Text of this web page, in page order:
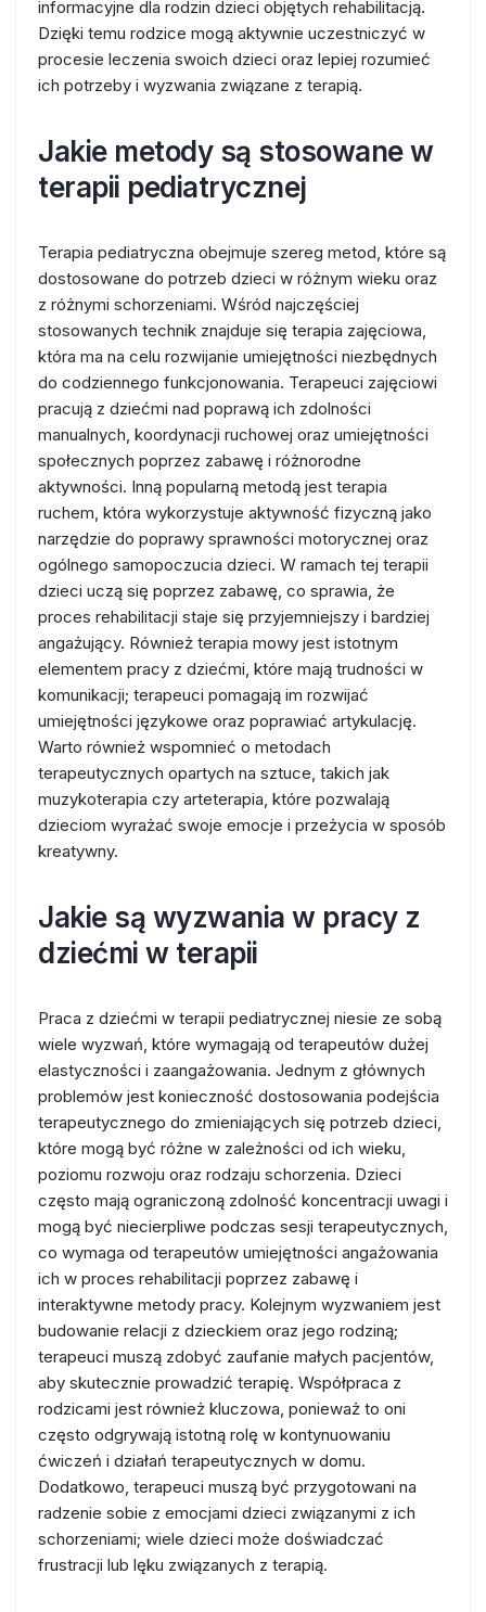
informacyjne dla rodzin dzieci objętych rehabilitacją.
Dzięki temu rodzice mogą aktywnie uczestniczyć w
procesie leczenia swoich dzieci oraz lepiej rozumieć
ich potrzeby i wyzwania związane z terapią.
Jakie metody są stosowane w
terapii pediatrycznej
Terapia pediatryczna obejmuje szereg metod, które są
dostosowane do potrzeb dzieci w różnym wieku oraz
z różnymi schorzeniami. Wśród najczęściej
stosowanych technik znajduje się terapia zajęciowa,
która ma na celu rozwijanie umiejętności niezbędnych
do codziennego funkcjonowania. Terapeuci zajęciowi
pracują z dziećmi nad poprawą ich zdolności
manualnych, koordynacji ruchowej oraz umiejętności
społecznych poprzez zabawę i różnorodne
aktywności. Inną popularną metodą jest terapia
ruchem, która wykorzystuje aktywność fizyczną jako
narzędzie do poprawy sprawności motorycznej oraz
ogólnego samopoczucia dzieci. W ramach tej terapii
dzieci uczą się poprzez zabawę, co sprawia, że
proces rehabilitacji staje się przyjemniejszy i bardziej
angażujący. Również terapia mowy jest istotnym
elementem pracy z dziećmi, które mają trudności w
komunikacji; terapeuci pomagają im rozwijać
umiejętności językowe oraz poprawiać artykulację.
Warto również wspomnieć o metodach
terapeutycznych opartych na sztuce, takich jak
muzykoterapia czy arteterapia, które pozwalają
dzieciom wyrażać swoje emocje i przeżycia w sposób
kreatywny.
Jakie są wyzwania w pracy z
dziećmi w terapii
Praca z dziećmi w terapii pediatrycznej niesie ze sobą
wiele wyzwań, które wymagają od terapeutów dużej
elastyczności i zaangażowania. Jednym z głównych
problemów jest konieczność dostosowania podejścia
terapeutycznego do zmieniających się potrzeb dzieci,
które mogą być różne w zależności od ich wieku,
poziomu rozwoju oraz rodzaju schorzenia. Dzieci
często mają ograniczoną zdolność koncentracji uwagi i
mogą być niecierpliwe podczas sesji terapeutycznych,
co wymaga od terapeutów umiejętności angażowania
ich w proces rehabilitacji poprzez zabawę i
interaktywne metody pracy. Kolejnym wyzwaniem jest
budowanie relacji z dzieckiem oraz jego rodziną;
terapeuci muszą zdobyć zaufanie małych pacjentów,
aby skutecznie prowadzić terapię. Współpraca z
rodzicami jest również kluczowa, ponieważ to oni
często odgrywają istotną rolę w kontynuowaniu
ćwiczeń i działań terapeutycznych w domu.
Dodatkowo, terapeuci muszą być przygotowani na
radzenie sobie z emocjami dzieci związanymi z ich
schorzeniami; wiele dzieci może doświadczać
frustracji lub lęku związanych z terapią.